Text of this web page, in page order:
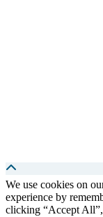
We use cookies on
experience by
clicking “Accept